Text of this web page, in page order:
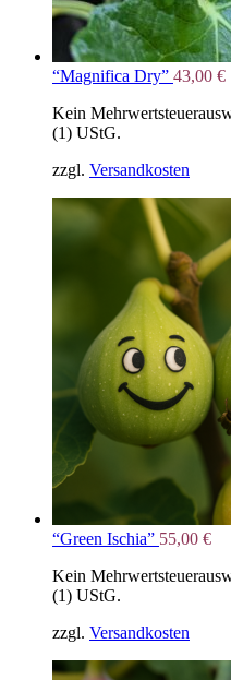
“Magnifica Dry” 43,00 €
Kein
(1) UStG.
zzgl. Versandkosten
“Green Ischia” 55,00 €
Kein
(1) UStG.
zzgl. Versandkosten